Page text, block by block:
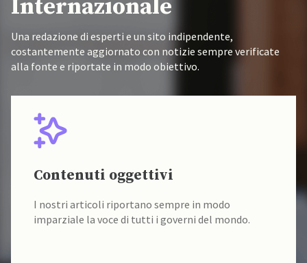
Internazionale
Una redazione di esperti e un sito indipendente,
costantemente aggiornato con notizie sempre verificate
alla fonte e riportate in modo obiettivo.
Contenuti oggettivi
I nostri articoli riportano sempre in modo
imparziale la voce di tutti i governi del mondo.